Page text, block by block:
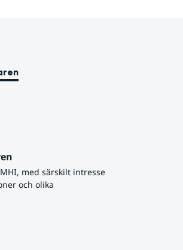
med särskilt intresse
och olika